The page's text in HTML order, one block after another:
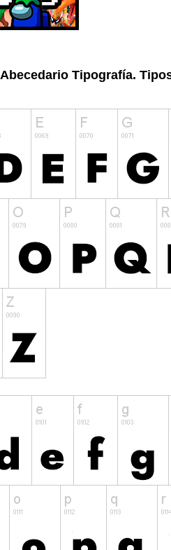
Abecedario Tipografía.